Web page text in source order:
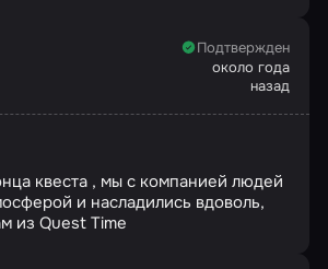
Подтвержден
около года
назад
квеста , мы с компанией людей
и насладились вдоволь,
из Quest Time